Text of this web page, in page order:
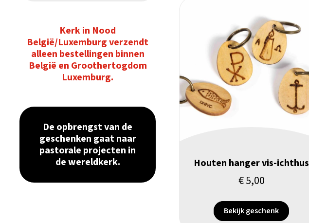
Kerk in Nood
België/Luxemburg verzendt
alleen bestellingen binnen
België en Groothertogdom
Luxemburg.
De opbrengst van de
geschenken gaat naar
pastorale projecten in
de wereldkerk.
Houten hanger vis-ichthus
€5,00
Bekijk geschenk